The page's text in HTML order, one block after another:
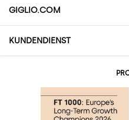
GIGLIO.COM
Über uns
KUNDENDIENST